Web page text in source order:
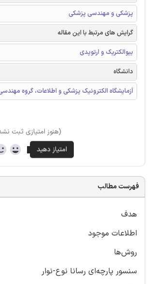
پزشکی و مهندسی پزشکی
گرایش های مرتبط با این مقاله
بیوالکتریک و ارتوپدی
دانشگاه
آزمایشگاه الکترونیک پزشکی و اطلاعات، گروه
(هنوز امتیازی ثبت
فهرست مطالب
هدف
اطلاعات موجود
روش‌ها
سنسور پارچه‌ای رسانا نوع-نوار